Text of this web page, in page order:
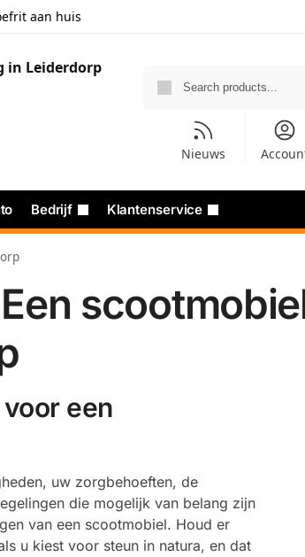
aan huis
Nieuws
Bedrijf Klantenservice
een
uw zorgbehoeften, de
die mogelijk van belang zijn
van een scootmobiel. Houd er
u kiest voor steun in natura, en dat